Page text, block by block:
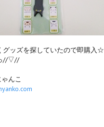
グッズを探していたので即購入☆
//▽//
んこ